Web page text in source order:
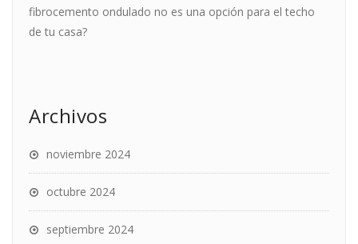
fibrocemento ondulado no es una opción para el techo
de tu casa?
Archivos
noviembre 2024
octubre 2024
septiembre 2024